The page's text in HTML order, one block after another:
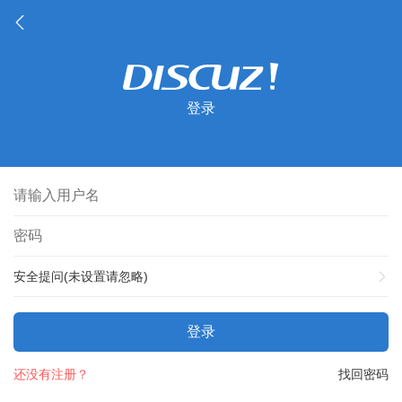
登录
安全提问(未设置请忽略)
登录
找回密码
还没有注册？